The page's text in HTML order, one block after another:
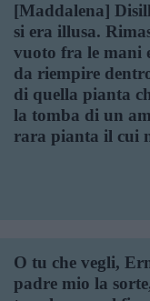
[Maddalena]
si era illusa.
vuoto fra le mani
da riempire
di quella pianta
la tomba di un
rara pianta il cui
O tu che vegli,
padre mio la